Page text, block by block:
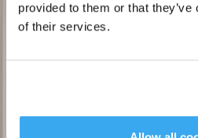
provided to them or that
of their services.